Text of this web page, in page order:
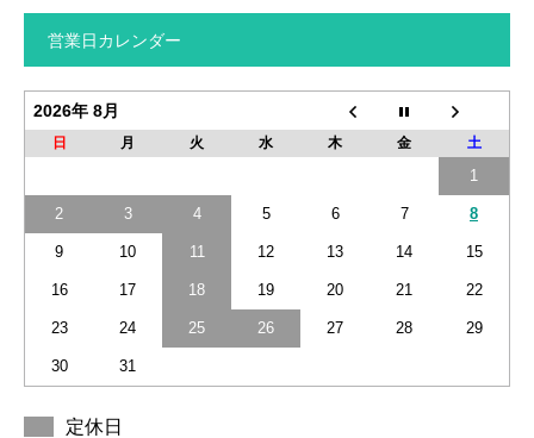
営業日カレンダー
2026年 8月
日 月 火 水 木 金 土
1
2 3 4 5 6 7 8
9 10 11 12 13 14 15
16 17 18 19 20 21 22
23 24 25 26 27 28 29
30 31
定休日